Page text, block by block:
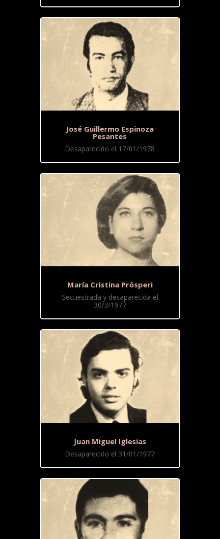
José Guillermo Espinoza
Pesantes
Desaparecido el 17/01/1978
María Cristina Prósperi
Secuestrada y desaparecida el
30/3/1977
Juan Miguel Iglesias
Desaparecido el 31/01/1977